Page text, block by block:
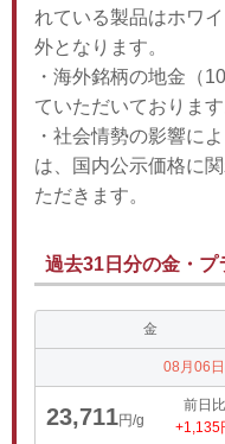
れている製品はホワ
外となります。
・海外銘柄の地金（
ていただいております
・社会情勢の影響に
は、国内公示価格に
ただきます。
過去31日分の金・プ
金
08月06
23,711円/g
前日比
+1,135